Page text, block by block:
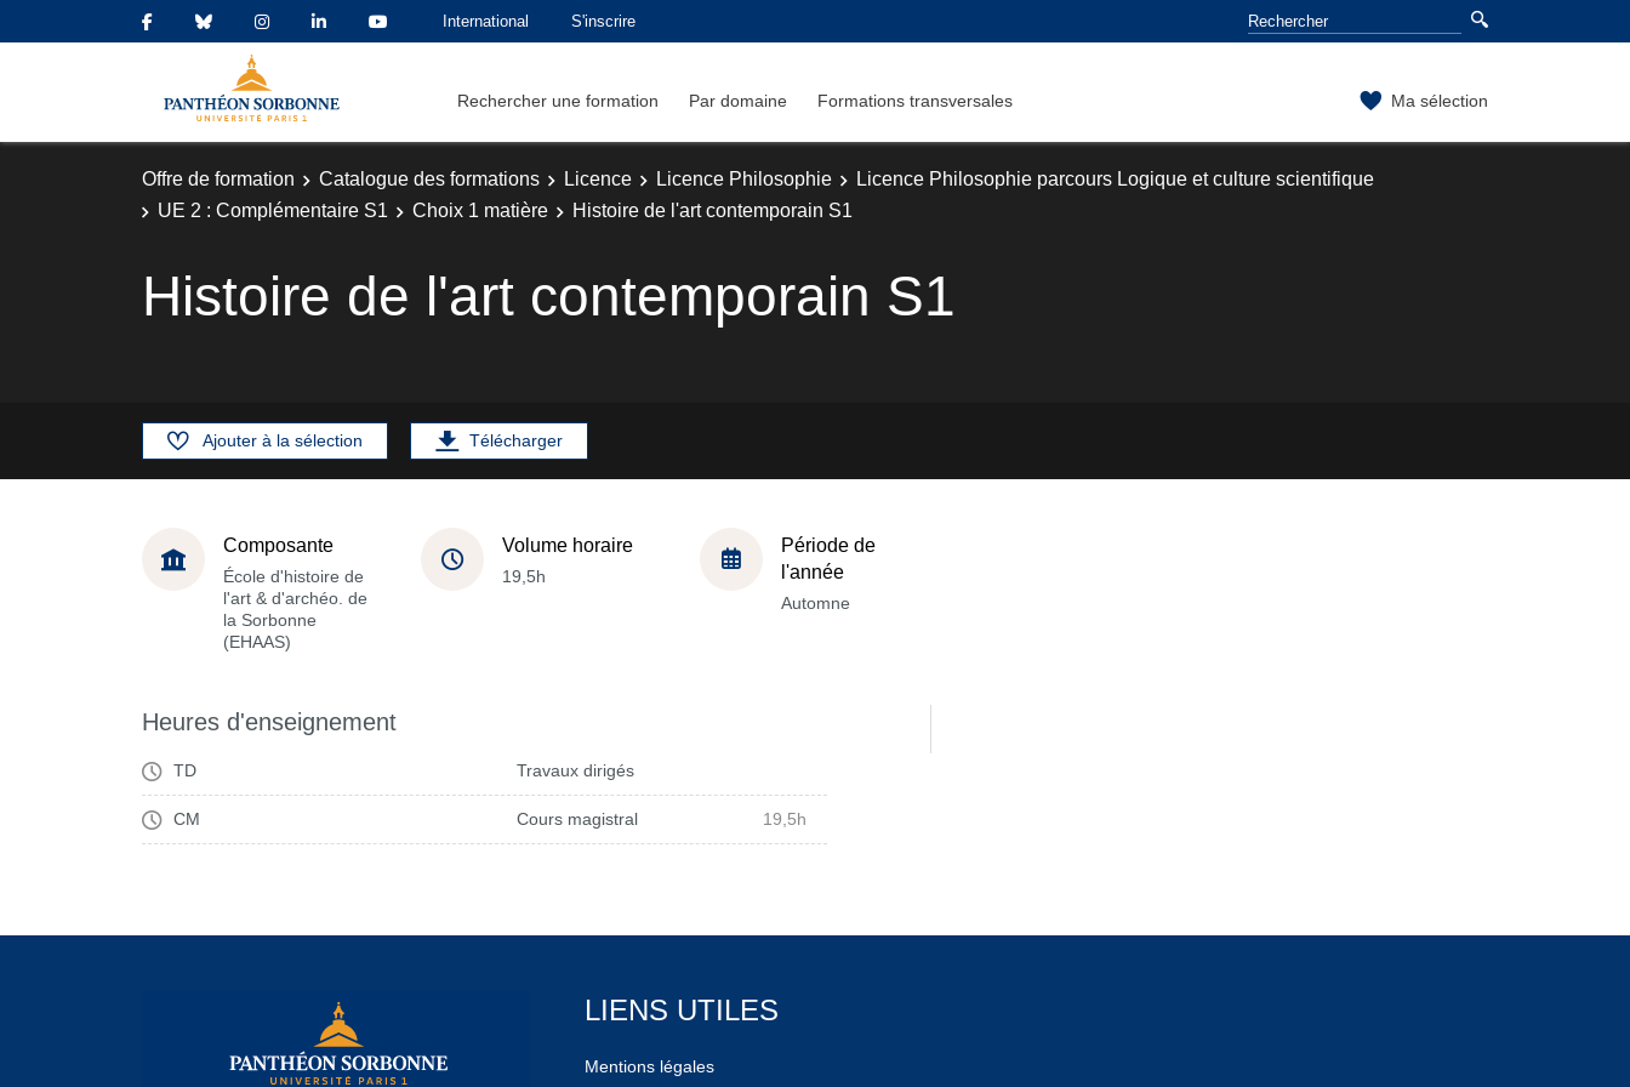
International S'inscrire
Rechercher une formation Par domaine Formations transversales Ma sélection
Offre de formation Catalogue des formations Licence Licence Philosophie
Licence Philosophie parcours Logique et culture scientifique
UE 2 : Complémentaire S1
Choix 1 matière Histoire de l'art contemporain S1
Histoire de l'art contemporain S1
Ajouter à la sélection Télécharger
Composante
École d'histoire de
l'art & d'archéo. de
la Sorbonne
(EHAAS)
Volume horaire
19,5h
Période de
l'année
Automne
Heures d'enseignement
TD Travaux dirigés
CM Cours magistral 19,5h
LIENS UTILES
Mentions légales